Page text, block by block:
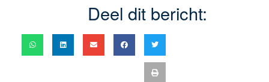
Deel dit bericht: